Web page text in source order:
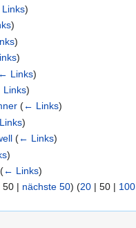
)
)
)
)
← Links)
Links)
(← Links)
)
(← Links)
)
(← Links)
50 | nächste 50) (20 | 50 | 100